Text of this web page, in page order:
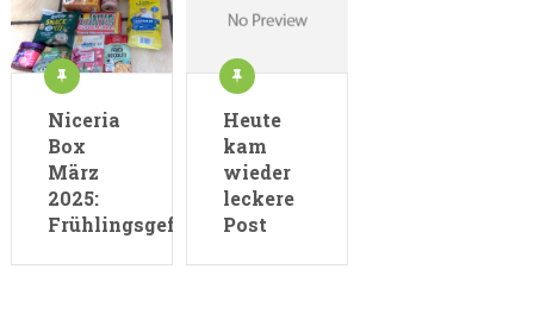
Niceria
Box
März
2025:
Frühlingsgefühle
Heute
kam
wieder
leckere
Post